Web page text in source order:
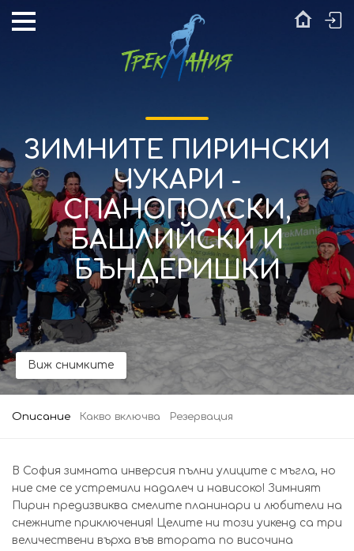
ЗИМНИТЕ ПИРИНСКИ
ЧУКАРИ -
СПАНОПОЛСКИ,
БАШЛИЙСКИ И
БЪНДЕРИШКИ
Виж снимките
Описание Какво включва Резервация
В София зимната инверсия пълни улиците с мъгла, но
ние сме се устремили надалеч и нависоко! Зимният
Пирин предизвиква смелите планинари и любители на
снежните приключения! Целите ни този уикенд са три
величествени върха във втората по височина